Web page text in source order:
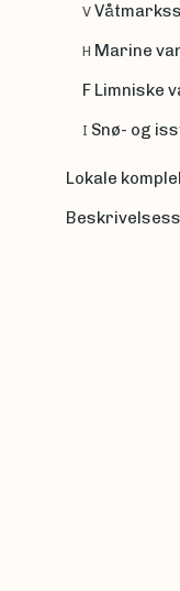
V
H Marine
F Limniske
I Snø- og
Lokale